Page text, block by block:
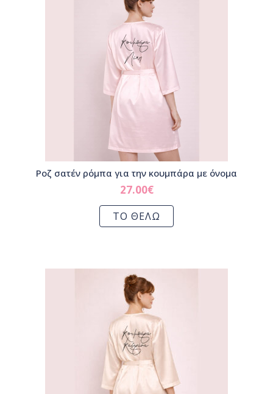
Ροζ σατέν ρόμπα για την κουμπάρα με όνομα
27.00€
ΤΟ ΘΕΛΩ